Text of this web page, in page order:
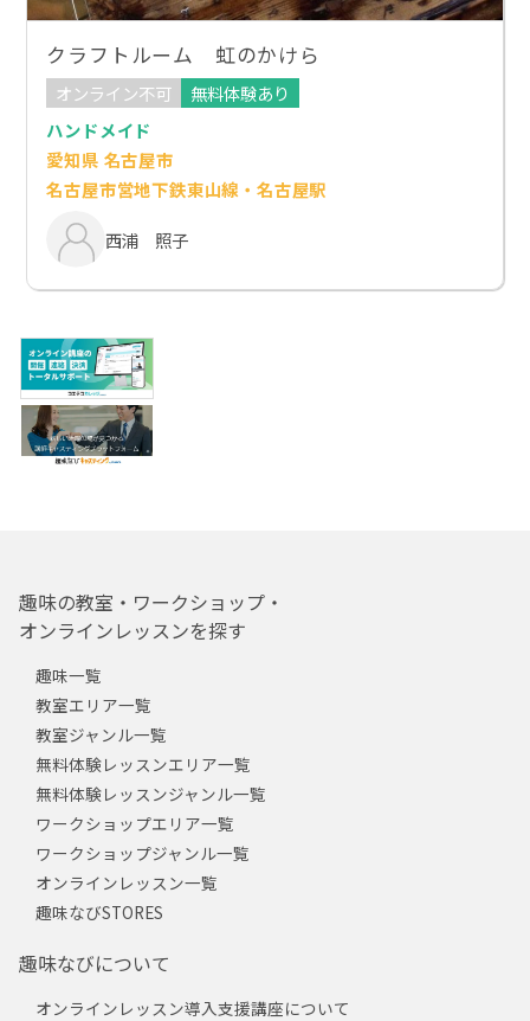
クラフトルーム 虹のかけら
オンライン不可
無料体験あり
ハンドメイド
愛知県 名古屋市
名古屋市営地下鉄東山線・名古屋駅
西浦 照子
趣味の教室・ワークショップ・
オンラインレッスンを探す
趣味一覧
教室エリア一覧
教室ジャンル一覧
無料体験レッスンエリア一覧
無料体験レッスンジャンル一覧
ワークショップエリア一覧
ワークショップジャンル一覧
オンラインレッスン一覧
趣味なびSTORES
趣味なびについて
オンラインレッスン導入支援講座について